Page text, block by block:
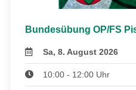
Bundesübung OP/FS
Sa, 8. August 2026
10:00 - 12:00 Uhr